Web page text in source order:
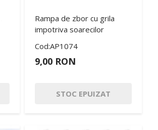
Rampa de zbor cu grila
impotriva soarecilor
Cod:AP1074
9,00 RON
STOC EPUIZAT